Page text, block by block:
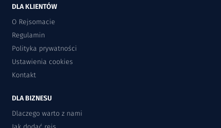
DLA KLIENTÓW
O Rejsomacie
Regulamin
Polityka prywatności
Ustawienia cookies
Kontakt
DLA BIZNESU
Dlaczego warto z nami